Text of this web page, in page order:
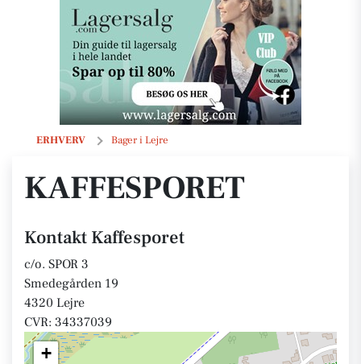
ERHVERV Bager i Lejre
Kaffesporet
KAFFESPORET
Kontakt Kaffesporet
c/o. SPOR 3
Smedegården 19
4320 Lejre
CVR: 34337039
+